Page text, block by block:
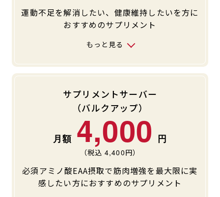
運動不足を解消したい、健康維持したいを方に
おすすめのサプリメント
もっと見る
サプリメントサーバー
（バルクアップ）
4,000
（税込 4,400円）
必須アミノ酸EAA摂取で筋肉増強を最大限に実
感したい方におすすめのサプリメント